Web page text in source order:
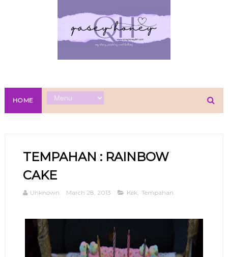
HOME
TEMPAHAN : RAINBOW
CAKE
Unknown March 28, 2013 Kek Tempahan